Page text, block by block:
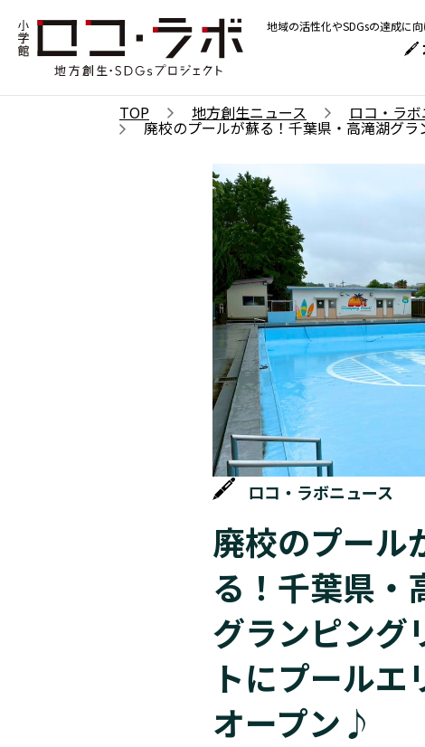
地域の活性化やSDGsの達成に
TOP 地方創生ニュース ロコ・ラ
廃校のプールが蘇る！千葉県・高滝湖グ
ロコ・ラボニュース
廃校のプール
る！千葉県・
グランピング
トにプールエ
オープン♪